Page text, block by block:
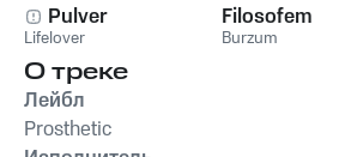
Pulver
Lifelover
Filosofem
Burzum
О треке
Лейбл
Prosthetic